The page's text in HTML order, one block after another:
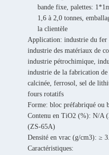
bande fixe, palettes:
1,6 à 2,0 tonnes,
la clientèle
Application: industrie du fer
industrie des matériaux de
industrie pétrochimique,
industrie de la fabrication
calcinée, ferrosol, sel de
fours rotatifs
Forme: bloc préfabriqué ou
Contenu en TiO2 (%): N/A
(ZS-65A)
Densité en vrac (g/cm3): ≥
Caractéristiques: